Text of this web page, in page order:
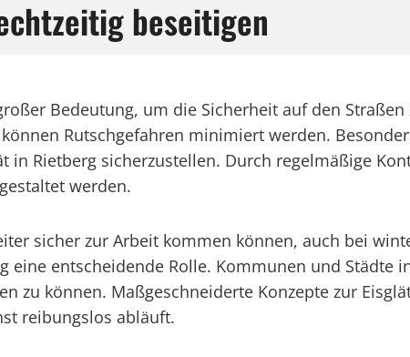
beseitigen
Bedeutung, um die Sicherheit auf den
Rutschgefahren minimiert werden.
Rietberg sicherzustellen. Durch regelmäßige
werden.
sicher zur Arbeit kommen können, auch bei
entscheidende Rolle. Kommunen und Städte
zu können. Maßgeschneiderte Konzepte zur
reibungslos abläuft.